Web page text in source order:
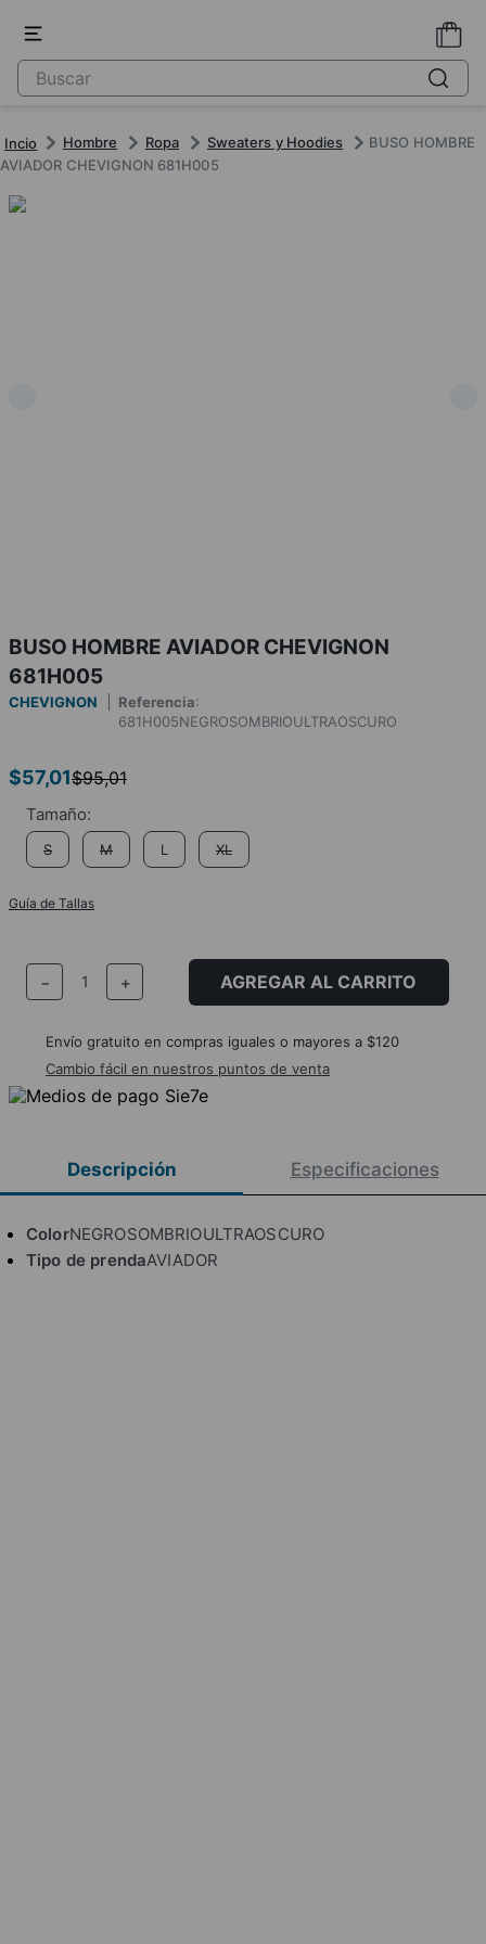
Hombre Ropa Sweaters y Hoodies
BUSO HOMBRE
AVIADOR CHEVIGNON 681H005
BUSO HOMBRE AVIADOR CHEVIGNON
681H005
CHEVIGNON Referencia:
681H005NEGROSOMBRIOULTRAOSCURO
$57,01$95,01
S M L XL
Guía de Tallas
＋
－ AGREGAR AL CARRITO
Envío gratuito en compras iguales o mayores a $120
Cambio fácil en nuestros puntos de venta
Descripción Especificaciones
ColorNEGROSOMBRIOULTRAOSCURO
Tipo de prendaAVIADOR